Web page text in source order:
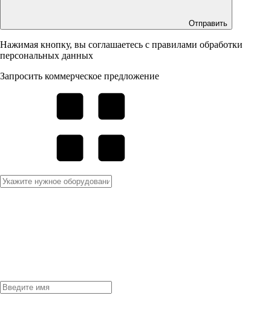
Отправить
Нажимая кнопку, вы соглашаетесь с правилами обработки
персональных данных
Запросить коммерческое предложение